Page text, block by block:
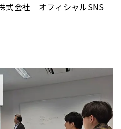
式会社 オフィシャルSNS